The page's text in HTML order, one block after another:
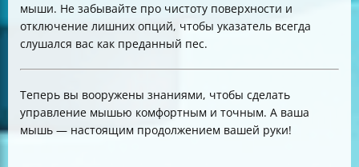
мыши. Не забывайте про чистоту поверхности и
отключение лишних опций, чтобы указатель всегда
слушался вас как преданный пес.
Теперь вы вооружены знаниями, чтобы сделать
управление мышью комфортным и точным. А ваша
мышь — настоящим продолжением вашей руки!